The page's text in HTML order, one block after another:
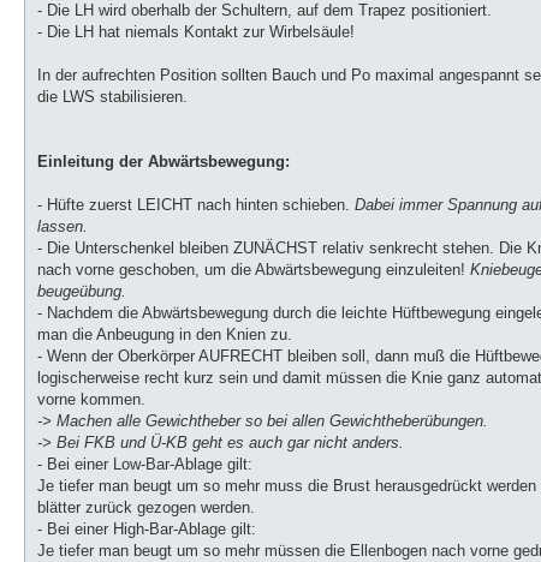
- Die LH wird oberhalb der Schultern, auf dem Trapez positioniert.
- Die LH hat niemals Kontakt zur Wirbelsäule!
In der aufrechten Position sollten Bauch und Po maximal angespannt
die LWS stabilisieren.
Einleitung der Abwärtsbewegung:
- Hüfte zuerst LEICHT nach hinten schieben. Dabei immer Spannung
lassen.
- Die Unterschenkel bleiben ZUNÄCHST relativ senkrecht stehen. Die
nach vorne geschoben, um die Abwärtsbewegung einzuleiten!
beugeübung.
- Nachdem die Abwärtsbewegung durch die leichte Hüftbewegung
man die Anbeugung in den Knien zu.
- Wenn der Oberkörper AUFRECHT bleiben soll, dann muß die
logischerweise recht kurz sein und damit müssen die Knie ganz
vorne kommen.
-> Machen alle Gewichtheber so bei allen Gewichtheberübungen.
-> Bei FKB und Ü-KB geht es auch gar nicht anders.
- Bei einer Low-Bar-Ablage gilt:
Je tiefer man beugt um so mehr muss die Brust herausgedrückt
blätter zurück gezogen werden.
- Bei einer High-Bar-Ablage gilt:
Je tiefer man beugt um so mehr müssen die Ellenbogen nach vorne